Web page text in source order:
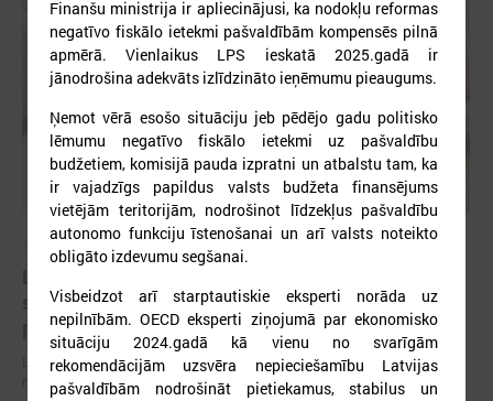
2026. gada 07. jūlijs
sadarbības līguma nosacījumus un datu
pārvaldību
LPS un Labklājības ministrija pārrunā DigiSoc sadarbības līguma
nosacījumus un datu pārvaldību
Finanšu ministrija ir apliecinājusi, ka nodokļu reformas
negatīvo fiskālo ietekmi pašvaldībām kompensēs pilnā
apmērā. Vienlaikus LPS ieskatā 2025.gadā ir
jānodrošina adekvāts izlīdzināto ieņēmumu pieaugums.
Ņemot vērā esošo situāciju jeb pēdējo gadu politisko
lēmumu negatīvo fiskālo ietekmi uz pašvaldību
budžetiem, komisijā pauda izpratni un atbalstu tam, ka
ir vajadzīgs papildus valsts budžeta finansējums
vietējām teritorijām, nodrošinot līdzekļus pašvaldību
autonomo funkciju īstenošanai un arī valsts noteikto
obligāto izdevumu segšanai.
Visbeidzot arī starptautiskie eksperti norāda uz
nepilnībām. OECD eksperti ziņojumā par ekonomisko
situāciju 2024.gadā kā vienu no svarīgām
rekomendācijām uzsvēra nepieciešamību Latvijas
pašvaldībām nodrošināt pietiekamus, stabilus un